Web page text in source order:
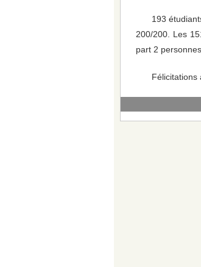
193
200/200. Les
part 2
Félicitations